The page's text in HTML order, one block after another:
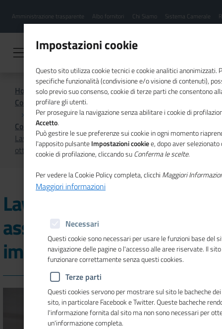
contenuto
Menu
hamburgher
Amministrazione trasparente Albo fornitori Chi Siamo Sistema Camerale
Home
Comunicazione istituzionale per il sistema camerale
Comunicati Stampa
Lavoro: 472mila assunzioni previste dalle imprese a
ottobre
Lavoro: 472mila
assunzioni previste dalle
imprese a ottobre
Impostazioni cookie
Questo sito utilizza cookie tecnici e cookie analitici anonimizzati.
specifiche funzionalità (condivisione e/o visione di contenuti),
solo previo suo consenso, cookie di terze parti che consentono
profilare gli utenti.
Per proseguire la navigazione senza abilitare i cookie di
Accetto.
Può gestire le sue preferenze sui cookie in ogni momento
l'apposito pulsanteImpostazioni cookiee, dopo aver
cookie di profilazione, cliccando suConferma le scelte.
Per vedere la Cookie Policy completa, clicchi Maggiori
Maggiori informazioni
Necessari
Questi cookie sono necessari per usare le funzioni base del
navigazione delle pagine o l'accesso alle aree riservate. Il
funzionare correttamente senza questi cookies.
Terze parti
Questi cookies servono per mostrare sul sito le bacheche
sito, in particolare Facebook e Twitter. Queste bacheche
l'informazione fornita dal sito ma non sono necessari per
un'informazione completa.